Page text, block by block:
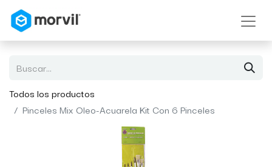
Todos los productos
Pinceles Mix Oleo-Acuarela Kit Con 6 Pinceles